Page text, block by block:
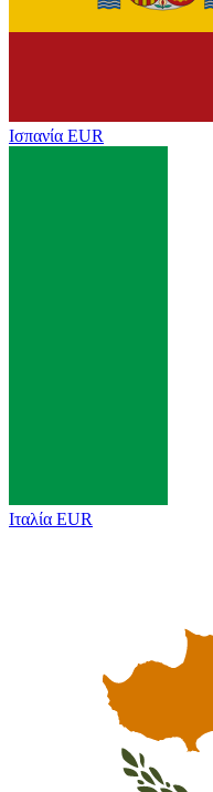
Ισπανία EUR
Ιταλία EUR